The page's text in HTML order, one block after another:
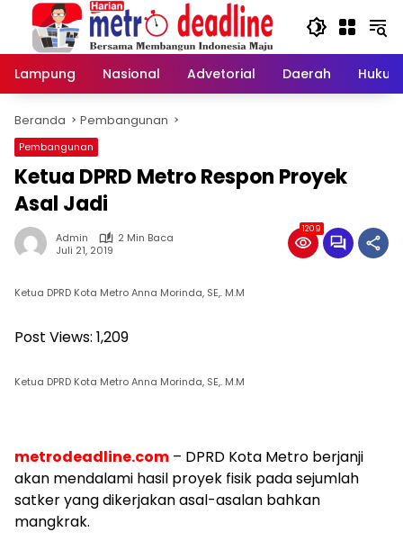
Langsung
konten
Lampung
Nasional Advetorial Daerah Hukum
Beranda Pembangunan
Pembangunan
Ketua DPRD Metro Respon Proyek
Asal Jadi
Admin
2 Min Baca
Juli 21, 2019
1209
Ketua DPRD Kota Metro Anna Morinda, SE,. M.M
Post Views: 1,209
Ketua DPRD Kota Metro Anna Morinda, SE,. M.M
metrodeadline.com – DPRD Kota Metro berjanji
akan mendalami hasil proyek fisik pada sejumlah
satker yang dikerjakan asal-asalan bahkan
mangkrak.